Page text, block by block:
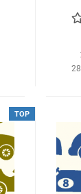
TOP